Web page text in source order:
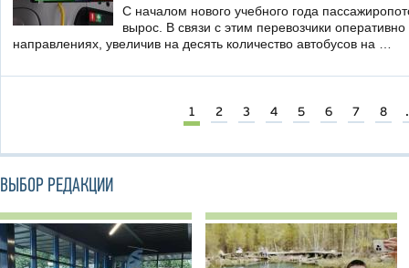
С началом нового учебного года
вырос. В связи с этим перевозчики
направлениях, увеличив на десять количество автобусов на …
1 2 3 4 5 6 7 8
ВЫБОР РЕДАКЦИИ